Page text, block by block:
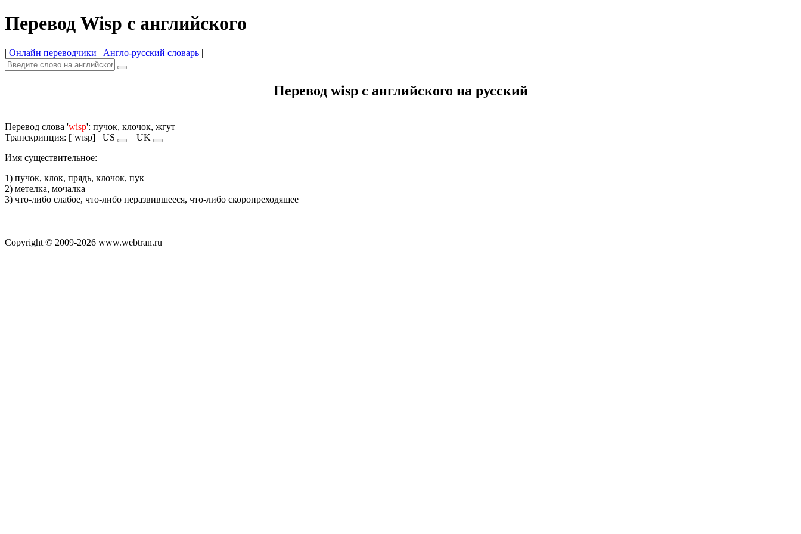
Перевод Wisp с английского
| Онлайн переводчики | Англо-русский словарь |
Перевод wisp с английского на русский
Перевод слова 'wisp': пучок, клочок, жгут
Транскрипция: [ˈwɪsp] US
UK
Имя cуществительное:
1) пучок, клок, прядь, клочок, пук
2) метелка, мочалка
3) что-либо слабое, что-либо неразвившееся, что-либо скоропреходящее
Copyright © 2009-2026 www.webtran.ru